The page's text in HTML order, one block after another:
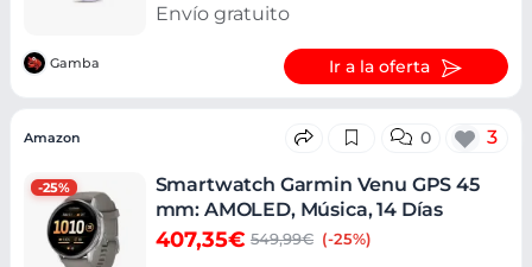
Envío gratuito
Gamba Ir a la oferta
-25%
Amazon 0 3
Smartwatch Garmin Venu GPS 45
mm: AMOLED, Música, 14 Días
407,35€ 549,99€ (-25%)